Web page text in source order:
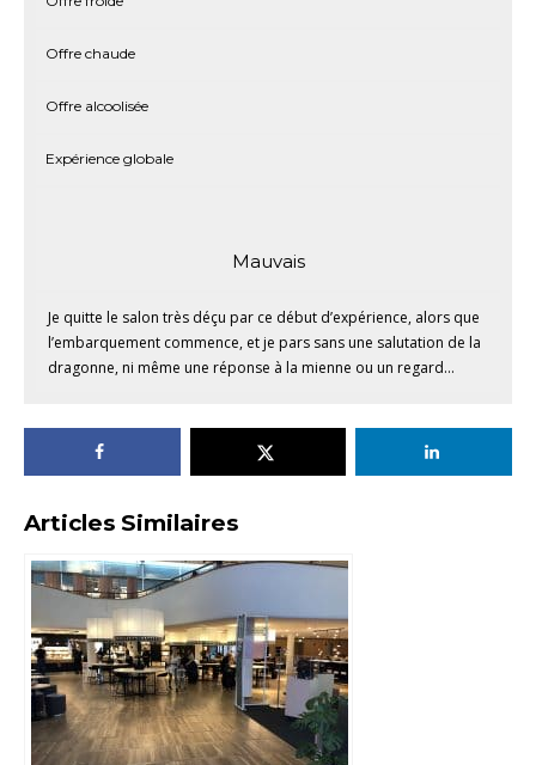
Offre chaude
Offre alcoolisée
Expérience globale
Mauvais
Je quitte le salon très déçu par ce début d’expérience, alors que
l’embarquement commence, et je pars sans une salutation de la
dragonne, ni même une réponse à la mienne ou un regard...
Articles Similaires